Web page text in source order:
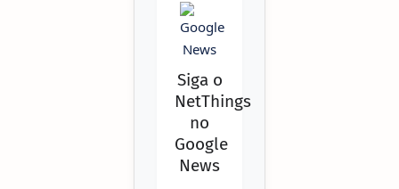
Siga o
NetThings
no
Google
News